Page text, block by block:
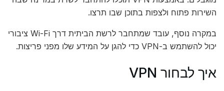
השירות פתוח ולצפות בתוכן שבו תרצו.
במקרה נוסף, עובד שמתחבר לרשת הביתית דרך Wi-Fi ציבורי
יכול להשתמש ב-VPN כדי להגן על המידע שלו מפני פריצות.
איך לבחור VPN